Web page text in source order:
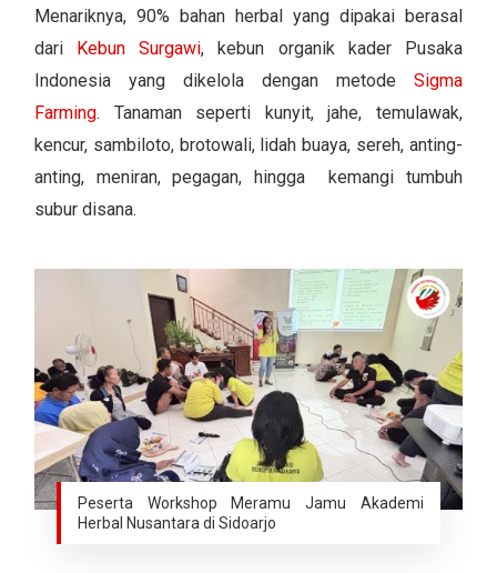
Menariknya, 90% bahan herbal yang dipakai berasal
dari Kebun Surgawi, kebun organik kader Pusaka
Indonesia yang dikelola dengan metode Sigma
Farming. Tanaman seperti kunyit, jahe, temulawak,
kencur, sambiloto, brotowali, lidah buaya, sereh, anting-
anting, meniran, pegagan, hingga kemangi tumbuh
subur disana.
Peserta Workshop Meramu Jamu Akademi
Herbal Nusantara di Sidoarjo